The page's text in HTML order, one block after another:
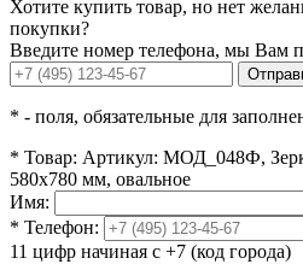
Хотите купить товар, но нет
покупки?
Введите номер телефона, мы Вам
* - поля, обязательные для
* Товар: Артикул: МОД_048Ф,
580х780 мм, овальное
Имя:
* Телефон:
11 цифр начиная с +7 (код города)